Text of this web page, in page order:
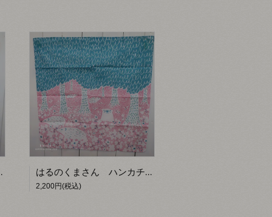
】 はるのくまさん ハンカチ 【kacoca】
2,200円(税込)